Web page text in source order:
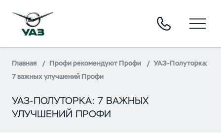
Главная Профи рекомендуют Профи
УАЗ-Полуторка:
7 важных улучшений Профи
УАЗ-ПОЛУТОРКА: 7 ВАЖНЫХ
УЛУЧШЕНИЙ ПРОФИ